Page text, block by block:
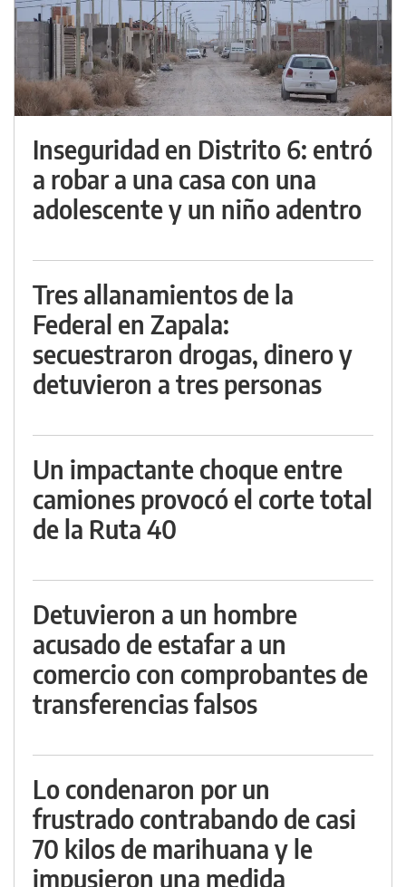
Inseguridad en Distrito 6: entró
a robar a una casa con una
adolescente y un niño adentro
Tres allanamientos de la
Federal en Zapala:
secuestraron drogas, dinero y
detuvieron a tres personas
Un impactante choque entre
camiones provocó el corte total
de la Ruta 40
Detuvieron a un hombre
acusado de estafar a un
comercio con comprobantes de
transferencias falsos
Lo condenaron por un
frustrado contrabando de casi
70 kilos de marihuana y le
impusieron una medida